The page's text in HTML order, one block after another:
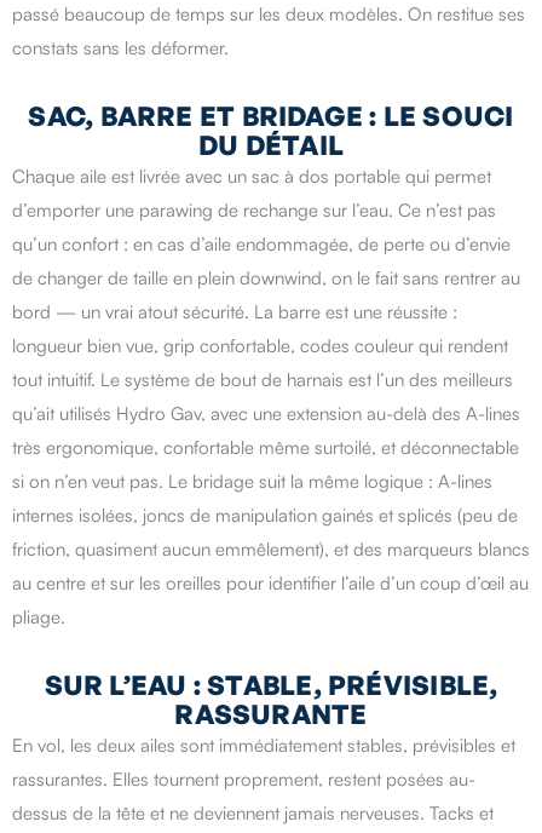
passé beaucoup de temps sur les deux modèles. On restitue ses
constats sans les déformer.
SAC, BARRE ET BRIDAGE : LE SOUCI
DU DÉTAIL
Chaque aile est livrée avec un sac à dos portable qui permet
d’emporter une parawing de rechange sur l’eau. Ce n’est pas
qu’un confort : en cas d’aile endommagée, de perte ou d’envie
de changer de taille en plein downwind, on le fait sans rentrer au
bord — un vrai atout sécurité. La barre est une réussite :
longueur bien vue, grip confortable, codes couleur qui rendent
tout intuitif. Le système de bout de harnais est l’un des meilleurs
qu’ait utilisés Hydro Gav, avec une extension au-delà des A-lines
très ergonomique, confortable même surtoilé, et déconnectable
si on n’en veut pas. Le bridage suit la même logique : A-lines
internes isolées, joncs de manipulation gainés et splicés (peu de
friction, quasiment aucun emmêlement), et des marqueurs blancs
au centre et sur les oreilles pour identifier l’aile d’un coup d’œil au
pliage.
SUR L’EAU : STABLE, PRÉVISIBLE,
RASSURANTE
En vol, les deux ailes sont immédiatement stables, prévisibles et
rassurantes. Elles tournent proprement, restent posées au-
dessus de la tête et ne deviennent jamais nerveuses. Tacks et